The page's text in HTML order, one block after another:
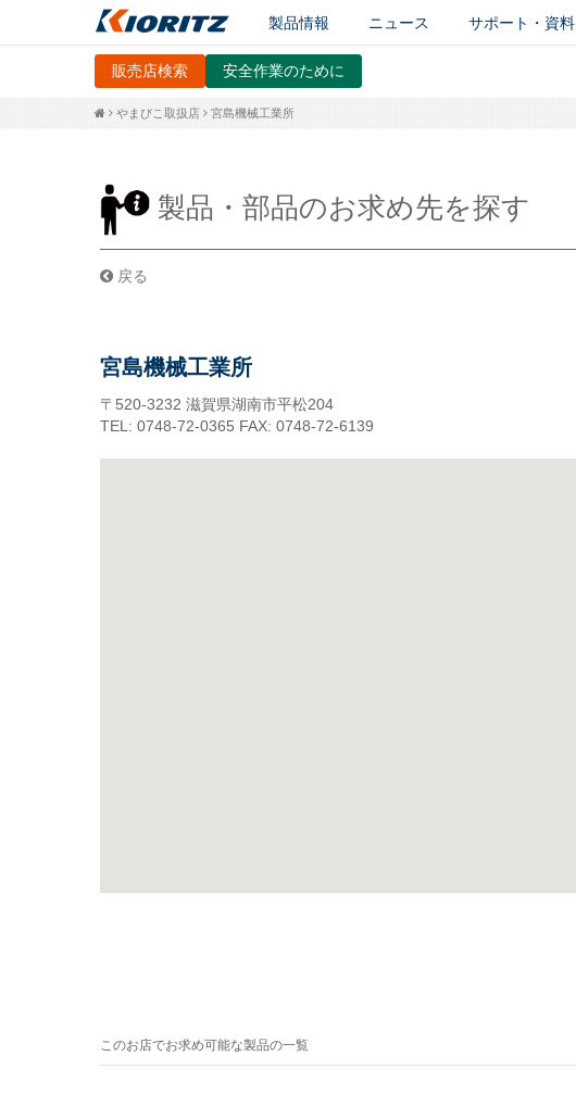
製品情報 ニュース サポート・資料
販売店検索 安全作業のために
やまびこ取扱店 宮島機械工業所
製品・部品のお求め先を探す
戻る
宮島機械工業所
〒520-3232 滋賀県湖南市平松204
TEL: 0748-72-0365 FAX: 0748-72-6139
このお店でお求め可能な製品の一覧